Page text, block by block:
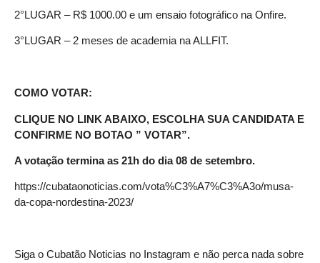
2°LUGAR – R$ 1000.00 e um ensaio fotográfico na Onfire.
3°LUGAR – 2 meses de academia na ALLFIT.
COMO VOTAR:
CLIQUE NO LINK ABAIXO, ESCOLHA SUA CANDIDATA E
CONFIRME NO BOTAO ” VOTAR”.
A votação termina as 21h do dia 08 de setembro.
https://cubataonoticias.com/vota%C3%A7%C3%A3o/musa-
da-copa-nordestina-2023/
Siga o Cubatão Noticias no Instagram e não perca nada sobre